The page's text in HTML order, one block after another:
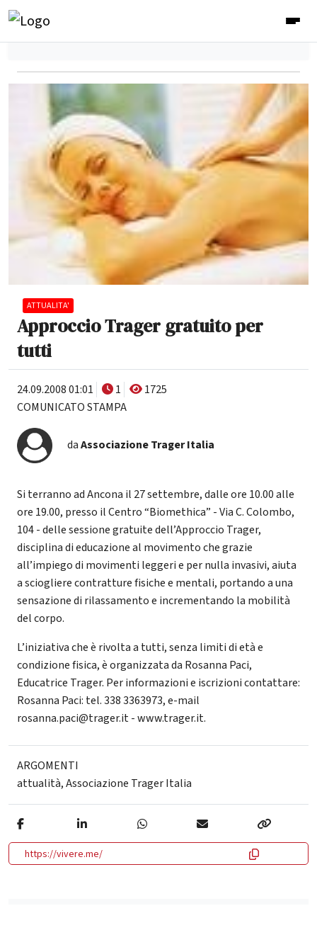
ATTUALITA'
Approccio Trager gratuito per
tutti
24.09.2008 01:01 1
1725
COMUNICATO STAMPA
daAssociazione Trager Italia
Si terranno ad Ancona il 27 settembre, dalle ore 10.00 alle
ore 19.00, presso il Centro “Biomethica” - Via C. Colombo,
104 - delle sessione gratuite dell’Approccio Trager,
disciplina di educazione al movimento che grazie
all’impiego di movimenti leggeri e per nulla invasivi, aiuta
a sciogliere contratture fisiche e mentali, portando a una
sensazione di rilassamento e incrementando la mobilità
del corpo.
L’iniziativa che è rivolta a tutti, senza limiti di età e
condizione fisica, è organizzata da Rosanna Paci,
Educatrice Trager. Per informazioni e iscrizioni contattare:
Rosanna Paci: tel. 338 3363973, e-mail
rosanna.paci@trager.it - www.trager.it.
ARGOMENTI
attualità,Associazione Trager Italia
https://vivere.me/